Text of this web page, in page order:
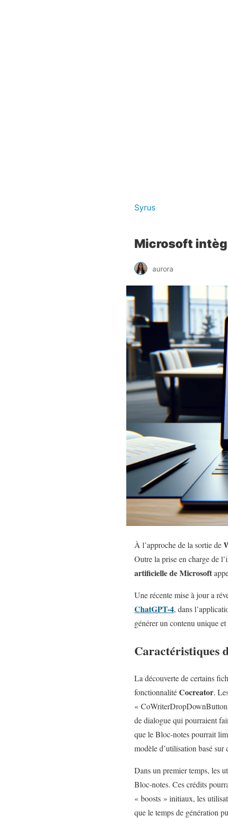
Syrus
Microsoft
aurora
À l’approche de la sortie de
Outre la prise en charge de
artificielle de Microsoft
Une récente mise à jour a
ChatGPT-4, dans
générer un contenu unique
Caractéristiques
La découverte de certains
fonctionnalitéCocreator.
« CoWriterDropDownButton
de dialogue qui pourraient
que le Bloc-notes pourrait
modèle d’utilisation basé sur
Dans un premier temps, les
Bloc-notes. Ces crédits
« boosts » initiaux, les
que le temps de génération